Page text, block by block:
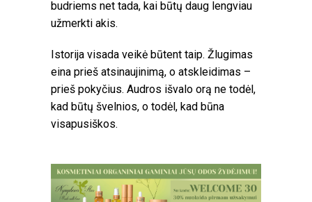
budriems net tada, kai būtų daug lengviau
užmerkti akis.
Istorija visada veikė būtent taip. Žlugimas
eina prieš atsinaujinimą, o atskleidimas –
prieš pokyčius. Audros išvalo orą ne todėl,
kad būtų švelnios, o todėl, kad būna
visapusiškos.